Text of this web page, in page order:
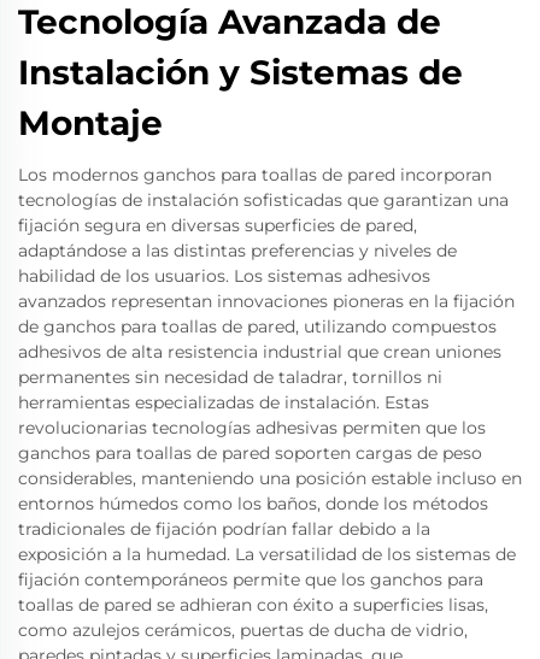
Tecnología Avanzada de
Instalación y Sistemas de
Montaje
Los modernos ganchos para toallas de pared incorporan
tecnologías de instalación sofisticadas que garantizan una
fijación segura en diversas superficies de pared,
adaptándose a las distintas preferencias y niveles de
habilidad de los usuarios. Los sistemas adhesivos
avanzados representan innovaciones pioneras en la fijación
de ganchos para toallas de pared, utilizando compuestos
adhesivos de alta resistencia industrial que crean uniones
permanentes sin necesidad de taladrar, tornillos ni
herramientas especializadas de instalación. Estas
revolucionarias tecnologías adhesivas permiten que los
ganchos para toallas de pared soporten cargas de peso
considerables, manteniendo una posición estable incluso en
entornos húmedos como los baños, donde los métodos
tradicionales de fijación podrían fallar debido a la
exposición a la humedad. La versatilidad de los sistemas de
fijación contemporáneos permite que los ganchos para
toallas de pared se adhieran con éxito a superficies lisas,
como azulejos cerámicos, puertas de ducha de vidrio,